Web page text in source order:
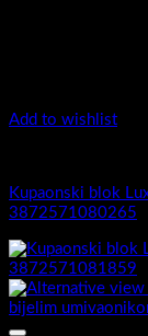
Add to wishlist
Kupaonski blok
3872571080265